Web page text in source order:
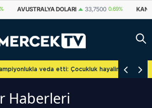
AVUSTRALYA DOLARI 33,7500 0.69%
veda etti: Çocukluk hayalini
Haberleri